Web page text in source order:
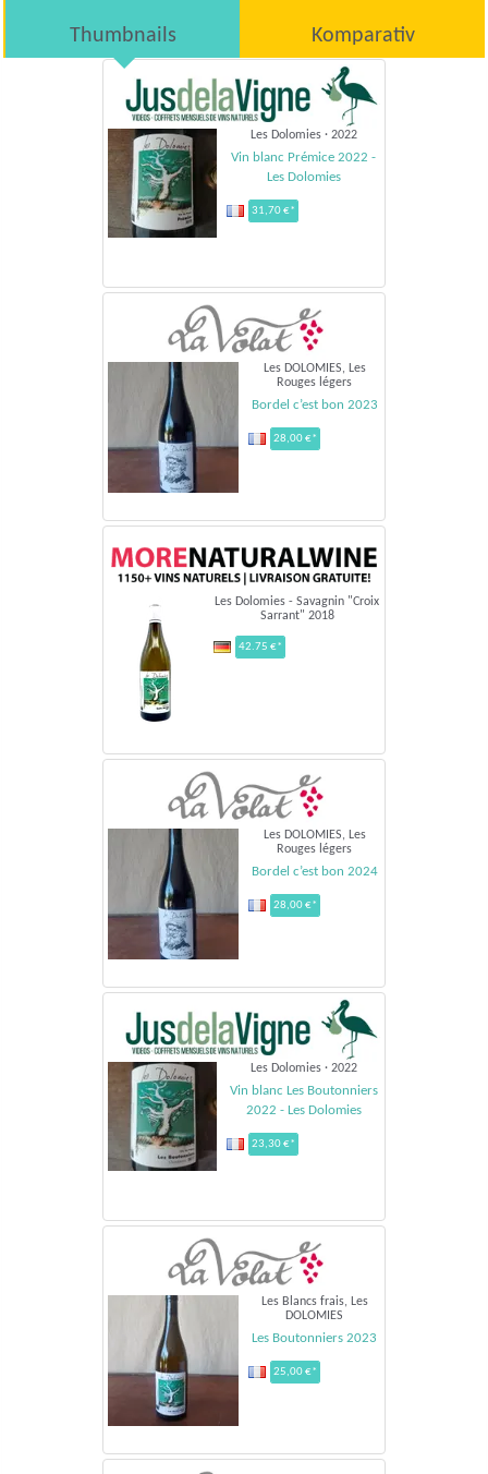
Thumbnails Komparativ
Les Dolomies · 2022
Vin blanc Prémice 2022 -
Les Dolomies
31,70 €*
Les DOLOMIES, Les
Rouges légers
Bordel c’est bon 2023
28,00 €*
Les Dolomies - Savagnin "Croix
Sarrant" 2018
42.75 €*
Les DOLOMIES, Les
Rouges légers
Bordel c’est bon 2024
28,00 €*
Les Dolomies · 2022
Vin blanc Les Boutonniers
2022 - Les Dolomies
23,30 €*
Les Blancs frais, Les
DOLOMIES
Les Boutonniers 2023
25,00 €*